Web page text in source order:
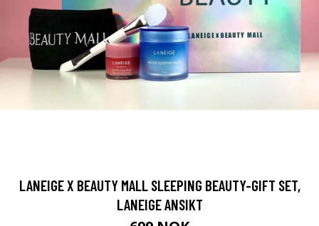
LANEIGE X BEAUTY MALL SLEEPING BEAUTY-GIFT SET,
LANEIGE ANSIKT